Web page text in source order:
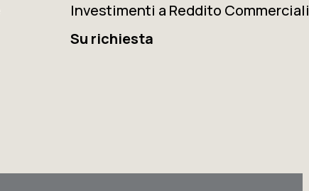
Investimenti a Reddito Commerciali
Su richiesta